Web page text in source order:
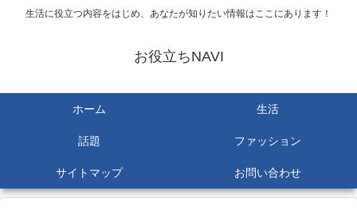
生活に役立つ内容をはじめ、あなたが知りたい情報はここにあります！
お役立ちNAVI
ホーム 生活
話題 ファッション
サイトマップ お問い合わせ